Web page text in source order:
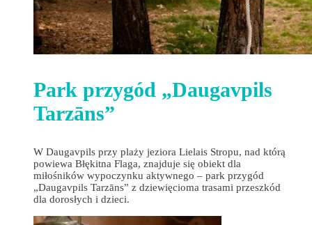
Park przygód „Daugavpils
Tarzāns”
W Daugavpils przy plaży jeziora Lielais Stropu, nad którą
powiewa Błękitna Flaga, znajduje się obiekt dla
miłośników wypoczynku aktywnego – park przygód
„Daugavpils Tarzāns” z dziewięcioma trasami przeszkód
dla dorosłych i dzieci.